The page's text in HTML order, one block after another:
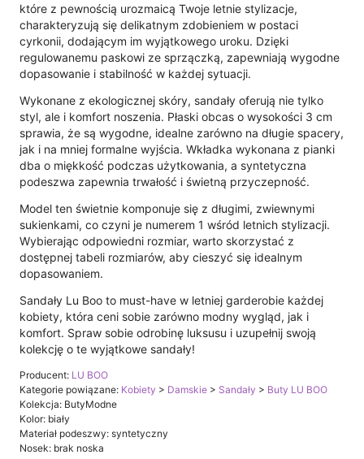
które z pewnością urozmaicą Twoje letnie stylizacje,
charakteryzują się delikatnym zdobieniem w postaci
cyrkonii, dodającym im wyjątkowego uroku. Dzięki
regulowanemu paskowi ze sprzączką, zapewniają wygodne
dopasowanie i stabilność w każdej sytuacji.
Wykonane z ekologicznej skóry, sandały oferują nie tylko
styl, ale i komfort noszenia. Płaski obcas o wysokości 3 cm
sprawia, że są wygodne, idealne zarówno na długie spacery,
jak i na mniej formalne wyjścia. Wkładka wykonana z pianki
dba o miękkość podczas użytkowania, a syntetyczna
podeszwa zapewnia trwałość i świetną przyczepność.
Model ten świetnie komponuje się z długimi, zwiewnymi
sukienkami, co czyni je numerem 1 wśród letnich stylizacji.
Wybierając odpowiedni rozmiar, warto skorzystać z
dostępnej tabeli rozmiarów, aby cieszyć się idealnym
dopasowaniem.
Sandały Lu Boo to must-have w letniej garderobie każdej
kobiety, która ceni sobie zarówno modny wygląd, jak i
komfort. Spraw sobie odrobinę luksusu i uzupełnij swoją
kolekcję o te wyjątkowe sandały!
Producent: LU BOO
Kategorie powiązane: Kobiety > Damskie > Sandały > Buty LU BOO
Kolekcja: ButyModne
Kolor: biały
Materiał podeszwy: syntetyczny
Nosek: brak noska